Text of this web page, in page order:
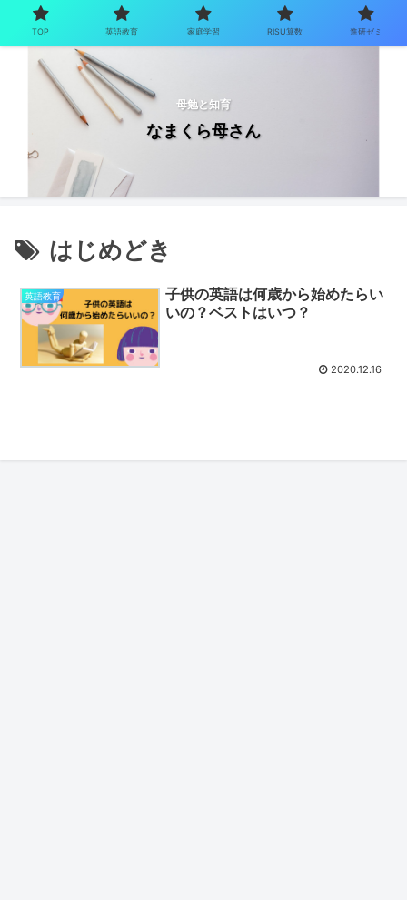
母勉と知育
なまくら母さん
はじめどき
英語教育
子供の英語は何歳から始めたらい
いの？ベストはいつ？
2020.12.16
TOP 英語教育 家庭学習 RISU算数 進研ゼミ